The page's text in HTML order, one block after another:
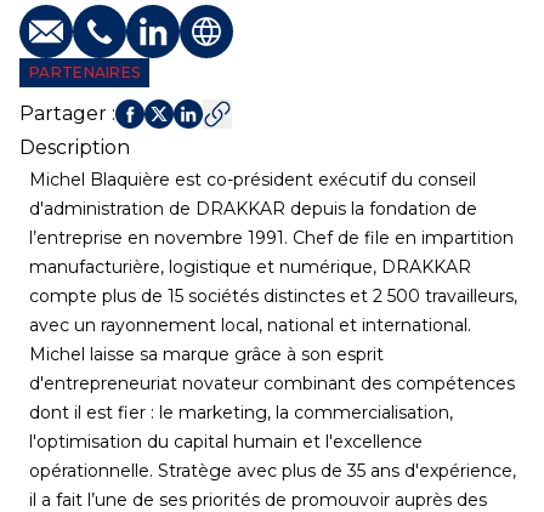
E-mailTéléphoneProfil LinkedIn
Site web
PARTENAIRES
Partager :
Description
Michel Blaquière est co-président exécutif du conseil
d'administration de DRAKKAR depuis la fondation de
l’entreprise en novembre 1991. Chef de file en impartition
manufacturière, logistique et numérique, DRAKKAR
compte plus de 15 sociétés distinctes et 2 500 travailleurs,
avec un rayonnement local, national et international.
Michel laisse sa marque grâce à son esprit
d'entrepreneuriat novateur combinant des compétences
dont il est fier : le marketing, la commercialisation,
l'optimisation du capital humain et l'excellence
opérationnelle. Stratège avec plus de 35 ans d'expérience,
il a fait l’une de ses priorités de promouvoir auprès des